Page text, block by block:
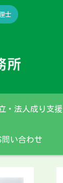
士
・法人成り支援
問い合わせ